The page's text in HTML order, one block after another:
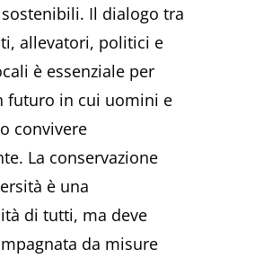
Il dialogo tra
allevatori, politici e
è essenziale per
futuro in cui uomini e
convivere
La conservazione
è una
di tutti, ma deve
da misure